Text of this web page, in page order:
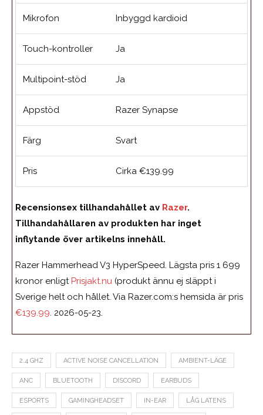
Mikrofon Inbyggd kardioid
Touch-kontroller Ja
Multipoint-stöd Ja
Appstöd Razer Synapse
Färg Svart
Pris Cirka €139.99
Recensionsex tillhandahållet av Razer.
Tillhandahållaren av produkten har inget
inflytande över artikelns innehåll.
Razer Hammerhead V3 HyperSpeed. Lägsta pris 1 699
kronor enligt Prisjakt.nu (produkt ännu ej släppt i
Sverige helt och hållet. Via Razer.com:s hemsida är pris
€139.99. 2026-05-23.
2.4 GHZ ACTIVE NOISE CANCELLATION AMBIENT-LÄGE
ANC BLUETOOTH DISCORD EARBUDS
ESPORTS GAMINGHEADSET IN-EAR LÅG LATENS